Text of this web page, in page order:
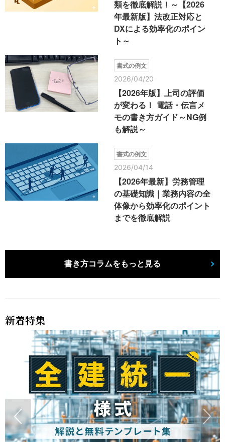
類を徹底解説！～【2026
年最新版】法改正対応と
DXによる効率化のポイン
ト～
書式の例文
2026/04/20
【2026年版】上司の評価
が変わる！ 電話・伝言メ
モの書き方ガイド～NG例
も解説～
書式の例文
2026/04/14
【2026年最新】労務管理
の基礎知識｜業務内容の全
体像から効率化のポイント
までを徹底解説
書き方コラムをもっと見る
新着特集